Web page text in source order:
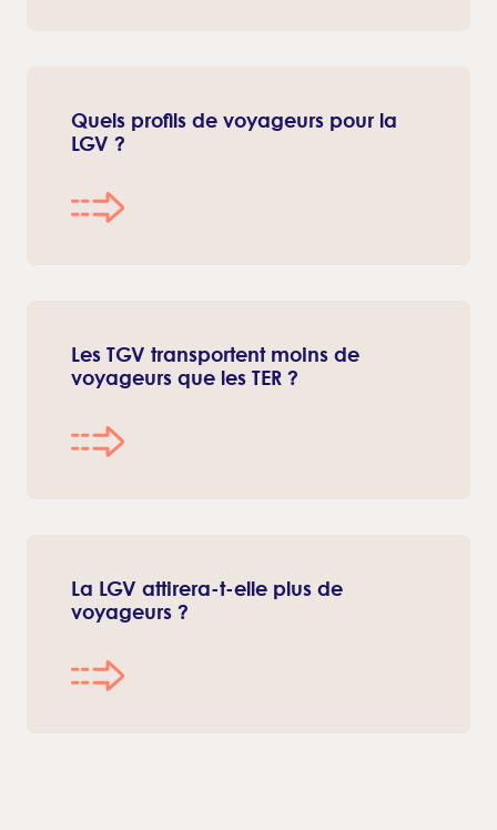
Quels profils de voyageurs pour la
LGV ?
Les TGV transportent moins de
voyageurs que les TER ?
La LGV attirera-t-elle plus de
voyageurs ?